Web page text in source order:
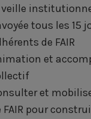
tous les 15
de FAIR
et
et
FAIR pour